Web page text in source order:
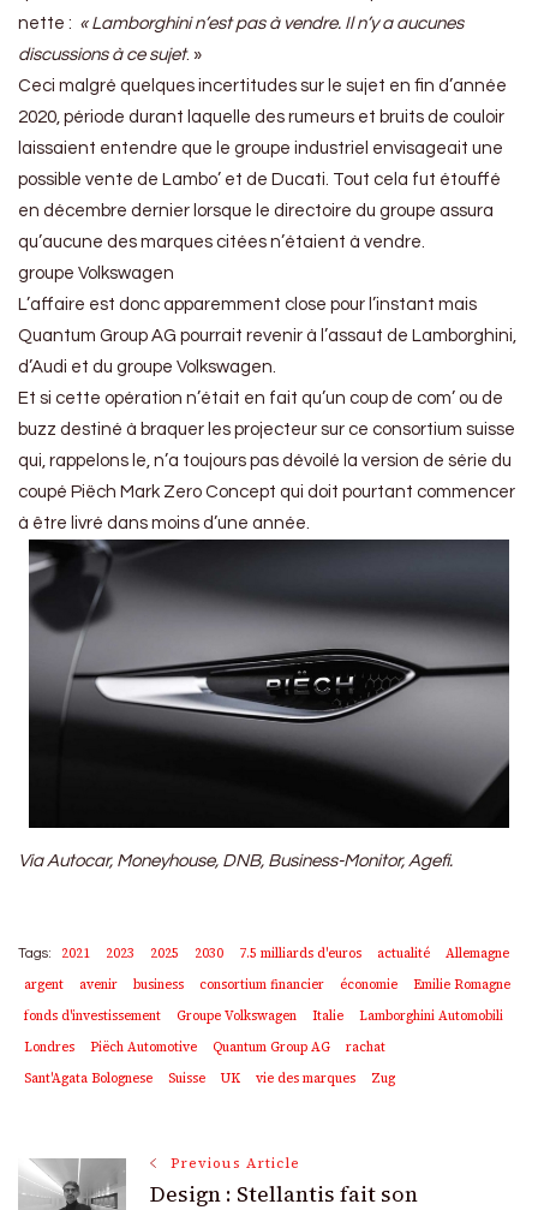
nette : « Lamborghini n’est pas à vendre. Il n’y a aucunes
discussions à ce sujet. »
Ceci malgré quelques incertitudes sur le sujet en fin d’année
2020, période durant laquelle des rumeurs et bruits de couloir
laissaient entendre que le groupe industriel envisageait une
possible vente de Lambo’ et de Ducati. Tout cela fut étouffé
en décembre dernier lorsque le directoire du groupe assura
qu’aucune des marques citées n’étaient à vendre.
groupe Volkswagen
L’affaire est donc apparemment close pour l’instant mais
Quantum Group AG pourrait revenir à l’assaut de Lamborghini,
d’Audi et du groupe Volkswagen.
Et si cette opération n’était en fait qu’un coup de com’ ou de
buzz destiné à braquer les projecteur sur ce consortium suisse
qui, rappelons le, n’a toujours pas dévoilé la version de série du
coupé Piëch Mark Zero Concept qui doit pourtant commencer
à être livré dans moins d’une année.
Via Autocar, Moneyhouse, DNB, Business-Monitor, Agefi.
Tags: 2021 2023 2025 2030 7.5 milliards d'euros actualité
Allemagne
argent
avenir business consortium financier économie
Emilie Romagne
fonds d'investissement
Groupe Volkswagen Italie
Lamborghini Automobili
Londres
Piëch Automotive Quantum Group AG
rachat
Sant'Agata Bolognese
Suisse UK vie des marques Zug
Post
Previous Article
Design : Stellantis fait son